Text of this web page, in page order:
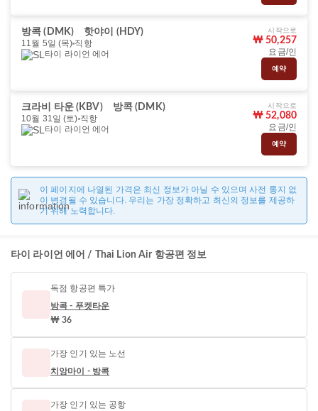
방콕 (DMK)
핫야이 (HDY)
11월 5일 (목) 직항
타이 라이언 에어
시작으로
₩ 50,257
요금/인
예약
크라비 타운 (KBV)
방콕 (DMK)
10월 31일 (토) 직항
타이 라이언 에어
시작으로
₩ 52,080
요금/인
예약
이 페이지에 나열된 가격은 최신 정보가 아닐 수 있으며 사전 통지 없
이 변경될 수 있습니다. 우리는 가장 정확하고 최신의 정보를 제공하
기 위해 노력합니다.
타이 라이언 에어 / Thai Lion Air 항공편 정보
독점 항공편 특가
방콕 - 푸켓타운
₩ 36
가장 인기 있는 노선
치앙마이 - 방콕
가장 인기 있는 공항